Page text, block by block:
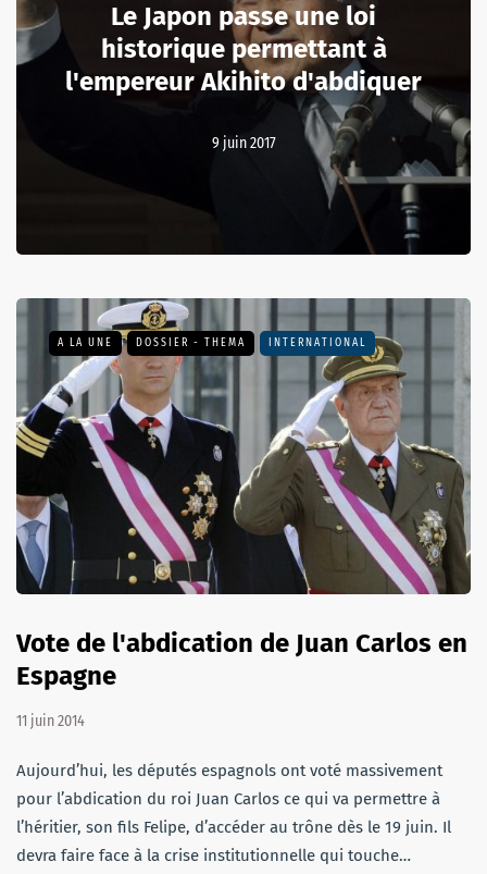
Le Japon passe une loi
historique permettant à
l'empereur Akihito d'abdiquer
9 juin 2017
A LA UNE DOSSIER - THEMA INTERNATIONAL
Vote de l'abdication de Juan Carlos en
Espagne
11 juin 2014
Aujourd’hui, les députés espagnols ont voté massivement
pour l’abdication du roi Juan Carlos ce qui va permettre à
l’héritier, son fils Felipe, d’accéder au trône dès le 19 juin. Il
devra faire face à la crise institutionnelle qui touche…